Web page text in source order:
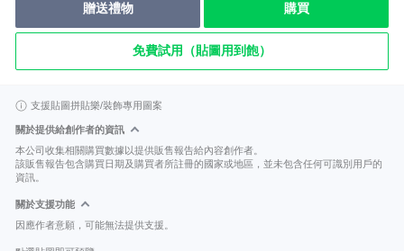
贈送禮物 購買
免費試用（貼圖用到飽）
支援貼圖拼貼樂/裝飾專用圖案
關於提供給創作者的資訊
本公司收集相關購買數據以提供販售報告給內容創作者。
該販售報告包含購買日期及購買者所註冊的國家或地區，並未包含任何可識別用戶的
資訊。
關於支援功能
因應作者意願，可能無法提供支援。